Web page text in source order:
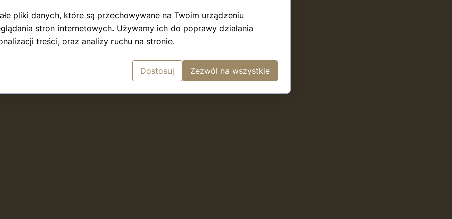
pliki danych, które są przechowywane na Twoim urządzeniu
stron internetowych. Używamy ich do poprawy działania
treści, oraz analizy ruchu na stronie.
Dostosuj Zezwól na wszystkie